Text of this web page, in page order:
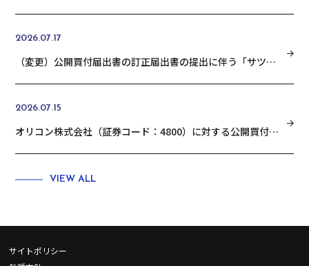
2026.07.17
（変更）公開買付届出書の訂正届出書の提出に伴う「サツドラホールディングス株式会社 （証券コード：3544）の普通株式に対する公開買付けの開始に関するお知らせ」の変更に関するお知らせ
2026.07.15
オリコン株式会社（証券コード：4800）に対する公開買付けの結果に関するお知らせ
VIEW ALL
サイトポリシー